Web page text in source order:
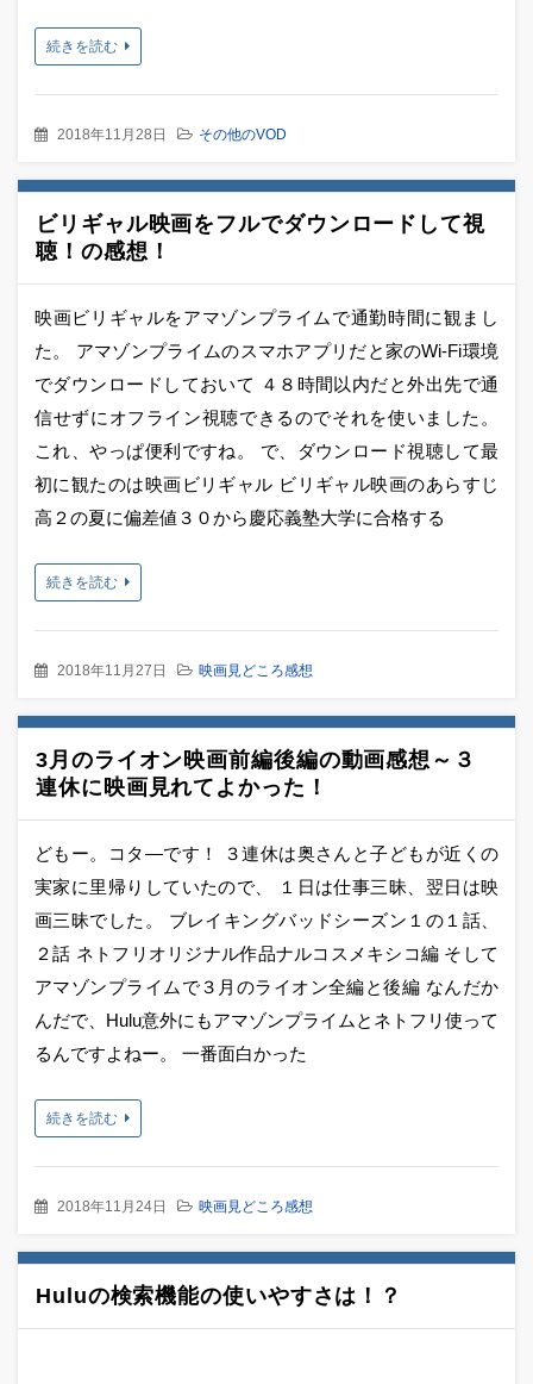
続きを読む
2018年11月28日 その他のVOD
ビリギャル映画をフルでダウンロードして視
聴！の感想！
映画ビリギャルをアマゾンプライムで通勤時間に観まし
た。 アマゾンプライムのスマホアプリだと家のWi-Fi環境
でダウンロードしておいて ４８時間以内だと外出先で通
信せずにオフライン視聴できるのでそれを使いました。
これ、やっぱ便利ですね。 で、ダウンロード視聴して最
初に観たのは映画ビリギャル ビリギャル映画のあらすじ
高２の夏に偏差値３０から慶応義塾大学に合格する
続きを読む
2018年11月27日 映画見どころ感想
3月のライオン映画前編後編の動画感想～３
連休に映画見れてよかった！
どもー。コタ―です！ ３連休は奥さんと子どもが近くの
実家に里帰りしていたので、 １日は仕事三昧、翌日は映
画三昧でした。 ブレイキングバッドシーズン１の１話、
２話 ネトフリオリジナル作品ナルコスメキシコ編 そして
アマゾンプライムで３月のライオン全編と後編 なんだか
んだで、Hulu意外にもアマゾンプライムとネトフリ使って
るんですよねー。 一番面白かった
続きを読む
2018年11月24日 映画見どころ感想
Huluの検索機能の使いやすさは！？